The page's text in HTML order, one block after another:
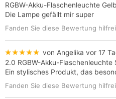
RGBW-Akku-Flaschenleuchte Gelb
Die Lampe gefällt mir super
Fanden Sie diese Bewertung
★★★★★ von Angelika vor 17
2.0 RGBW-Akku-Flaschenleuchte
Ein stylisches Produkt, das
Fanden Sie diese Bewertung